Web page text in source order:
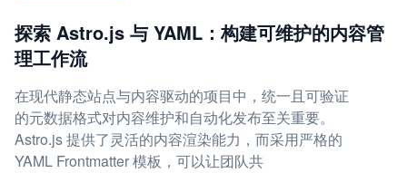
探索 Astro.js 与 YAML：构建可维护的内容管
理工作流
在现代静态站点与内容驱动的项目中，统一且可验证
的元数据格式对内容维护和自动化发布至关重要。
Astro.js 提供了灵活的内容渲染能力，而采用严格的
YAML Frontmatter 模板，可以让团队共